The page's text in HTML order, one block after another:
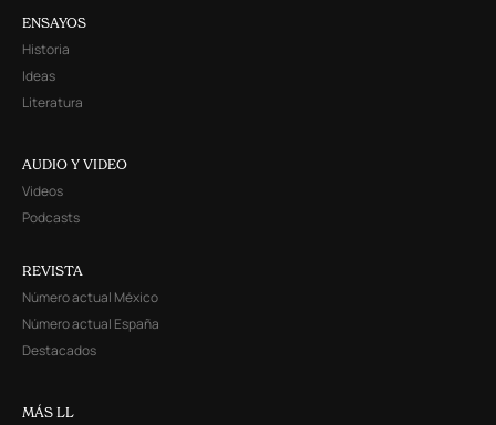
ENSAYOS
Historia
Ideas
Literatura
AUDIO Y VIDEO
Videos
Podcasts
REVISTA
Número actual México
Número actual España
Destacados
MÁS LL